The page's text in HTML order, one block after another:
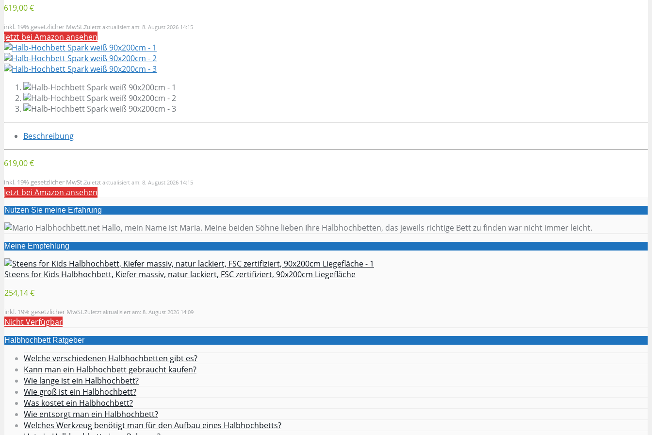
619,00 €
inkl. 19% gesetzlicher MwSt.Zuletzt aktualisiert am: 8. August 2026 14:15
Jetzt bei Amazon ansehen
Beschreibung
619,00 €
inkl. 19% gesetzlicher MwSt.Zuletzt aktualisiert am: 8. August 2026 14:15
Jetzt bei Amazon ansehen
Nutzen Sie meine Erfahrung
Hallo, mein Name ist Maria. Meine beiden Söhne lieben Ihre Halbhochbetten, das jeweils richtige Bett zu finden war nicht immer leicht.
Meine Empfehlung
Steens for Kids Halbhochbett, Kiefer massiv, natur lackiert, FSC zertifiziert, 90x200cm Liegefläche
254,14 €
inkl. 19% gesetzlicher MwSt.Zuletzt aktualisiert am: 8. August 2026 14:09
Nicht Verfügbar
Halbhochbett Ratgeber
Welche verschiedenen Halbhochbetten gibt es?
Kann man ein Halbhochbett gebraucht kaufen?
Wie lange ist ein Halbhochbett?
Wie groß ist ein Halbhochbett?
Was kostet ein Halbhochbett?
Wie entsorgt man ein Halbhochbett?
Welches Werkzeug benötigt man für den Aufbau eines Halbhochbetts?